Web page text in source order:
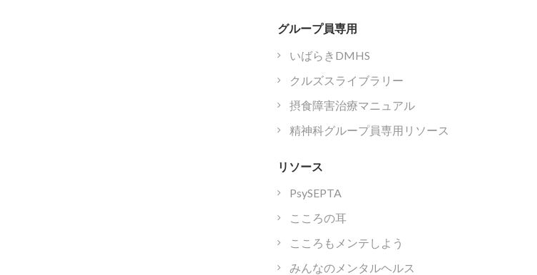
グループ員専用
いばらきDMHS
クルズスライブラリー
摂食障害治療マニュアル
精神科グループ員専用リソース
リソース
PsySEPTA
こころの耳
こころもメンテしよう
みんなのメンタルヘルス